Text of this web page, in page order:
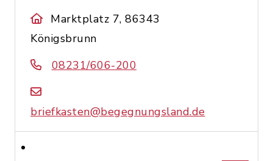
Marktplatz 7, 86343
Königsbrunn
08231/606-200
briefkasten@begegnungsland.de